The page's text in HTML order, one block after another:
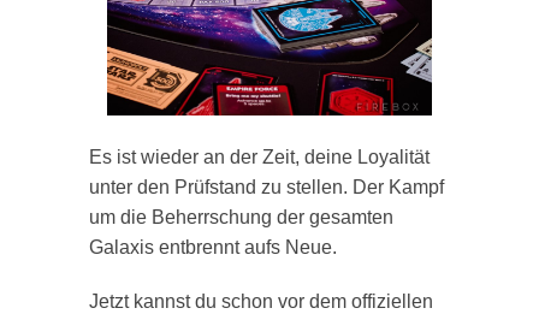
Es ist wieder an der Zeit, deine Loyalität
unter den Prüfstand zu stellen. Der Kampf
um die Beherrschung der gesamten
Galaxis entbrennt aufs Neue.
Jetzt kannst du schon vor dem offiziellen